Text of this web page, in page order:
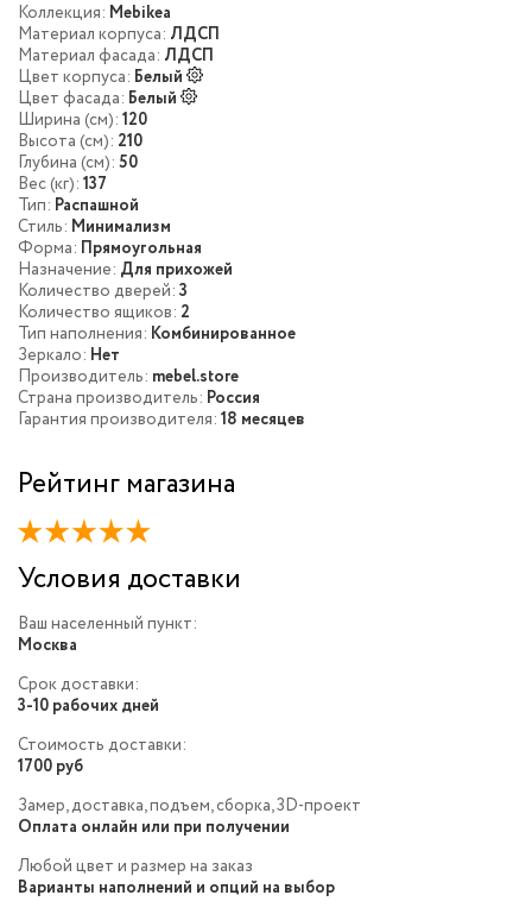
Коллекция: Mebikea
Материал корпуса: ЛДСП
Материал фасада: ЛДСП
Цвет корпуса: Белый
Цвет фасада: Белый
Ширина (см): 120
Высота (см): 210
Глубина (см): 50
Вес (кг): 137
Тип: Распашной
Стиль: Минимализм
Форма: Прямоугольная
Назначение: Для прихожей
Количество дверей: 3
Количество ящиков: 2
Тип наполнения: Комбинированное
Зеркало: Нет
Производитель: mebel.store
Страна производитель: Россия
Гарантия производителя: 18 месяцев
Рейтинг магазина
Условия доставки
Ваш населенный пункт:
Москва
Срок доставки:
3-10 рабочих дней
Стоимость доставки:
1700 руб
Замер, доставка, подъем, сборка, 3D-проект
Оплата онлайн или при получении
Любой цвет и размер на заказ
Варианты наполнений и опций на выбор